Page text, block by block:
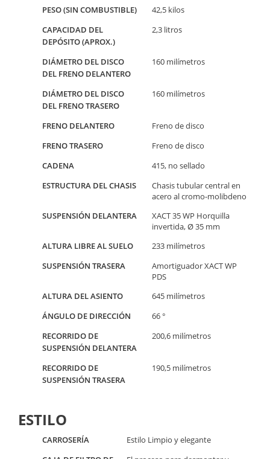
PESO (SIN COMBUSTIBLE)
42,5 kilos
CAPACIDAD DEL
DEPÓSITO (APROX.)
2,3 litros
DIÁMETRO DEL DISCO
DEL FRENO DELANTERO
160 milímetros
DIÁMETRO DEL DISCO
DEL FRENO TRASERO
160 milímetros
FRENO DELANTERO
Freno de disco
FRENO TRASERO
Freno de disco
CADENA
415, no sellado
ESTRUCTURA DEL CHASIS
Chasis tubular central en
acero al cromo-molibdeno
SUSPENSIÓN DELANTERA
XACT 35 WP Horquilla
invertida, Ø 35 mm
ALTURA LIBRE AL SUELO
233 milímetros
SUSPENSIÓN TRASERA
Amortiguador XACT WP
PDS
ALTURA DEL ASIENTO
645 milímetros
ÁNGULO DE DIRECCIÓN
66 °
RECORRIDO DE
SUSPENSIÓN DELANTERA
200,6 milímetros
RECORRIDO DE
SUSPENSIÓN TRASERA
190,5 milímetros
ESTILO
CARROSERÍA
Estilo Limpio y elegante